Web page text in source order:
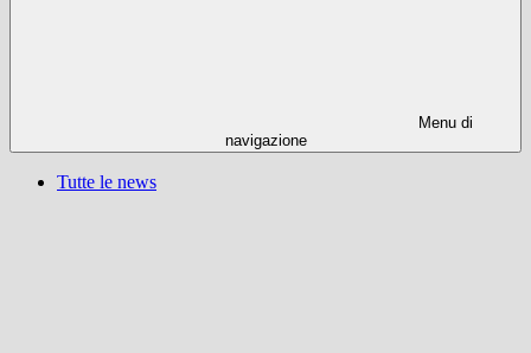
Menu di
navigazione
Tutte le news